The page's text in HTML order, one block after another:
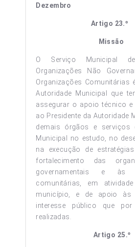
Dezembro
Artigo 23.º
Missão
O Serviço Municipal
Organizações Não
Organizações Comunitárias
Autoridade Municipal que
assegurar o apoio técnico e
ao Presidente da Autoridade
demais órgãos e serviços
Municipal no estudo, no
na execução de
fortalecimento das
governamentais e às
comunitárias, em
município, e de apoio às
interesse público que
realizadas.
Artigo 25.º